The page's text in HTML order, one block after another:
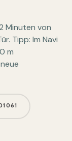
Minuten von
Tipp: Im Navi
m